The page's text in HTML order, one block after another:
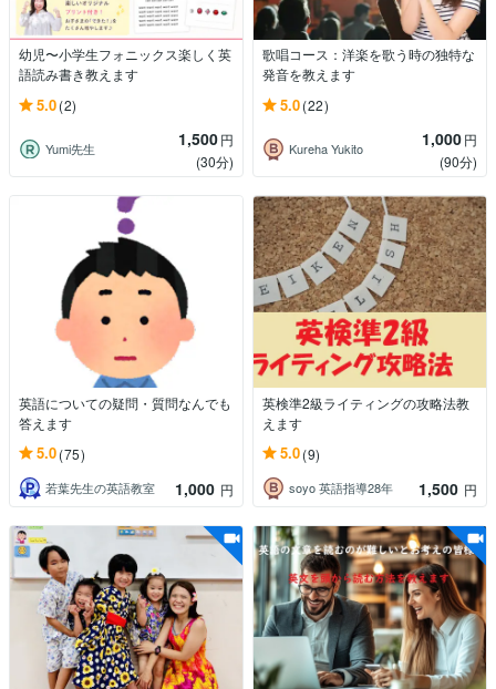
幼児〜小学生フォニックス楽しく英
語読み書き教えます
5.0(2)
Yumi先生 1,500円
(30分)
歌唱コース：洋楽を歌う時の独特な
発音を教えます
5.0(22)
Kureha Yukito 1,000円
(90分)
英語についての疑問・質問なんでも
答えます
5.0(75)
若葉先生の英語教室 1,000 円
英検準2級ライティングの攻略法教
えます
5.0(9)
soyo 英語指導28年 1,500 円